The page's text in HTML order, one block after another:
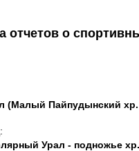
отчетов о
(Малый Пайпудынский
Урал - подножье